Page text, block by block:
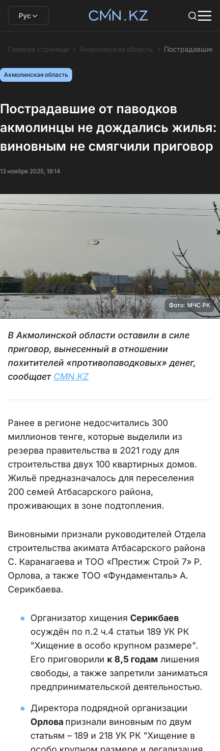
Рус
Главная страница Акмолинская область Пострадавшие
Акмолинская область
Пострадавшие от паводков
акмолинцы не дождались жилья:
виновным не смягчили приговор
13 ноября 2025, 18:14
Фото: МЧС РК
В Акмолинской области оставили в силе
приговор, вынесенный в отношении
похитителей «противопаводковых» денег,
сообщает CMN.KZ
Ранее в регионе недосчитались 300
миллионов тенге, которые выделили из
резерва правительства в 2021 году для
строительства двух 100 квартирных домов.
Жильё предназначалось для переселения
200 семей Атбасарского района,
проживающих в зоне подтопления.
Виновными признали руководителей Отдела
строительства акимата Атбасарского района
С. Каранагаева и ТОО «Престиж Строй 7» Р.
Орлова, а также ТОО «Фундаменталь» А.
Серикбаева.
Организатор хищения Серикбаев
осуждён по п.2 ч.4 статьи 189 УК РК
"Хищение в особо крупном размере".
Его приговорили к 8,5 годам лишения
свободы, а также запретили заниматься
предпринимательской деятельностью.
Директора подрядной организации
Орлова признали виновным по двум
статьям – 189 и 218 УК РК "Хищение в